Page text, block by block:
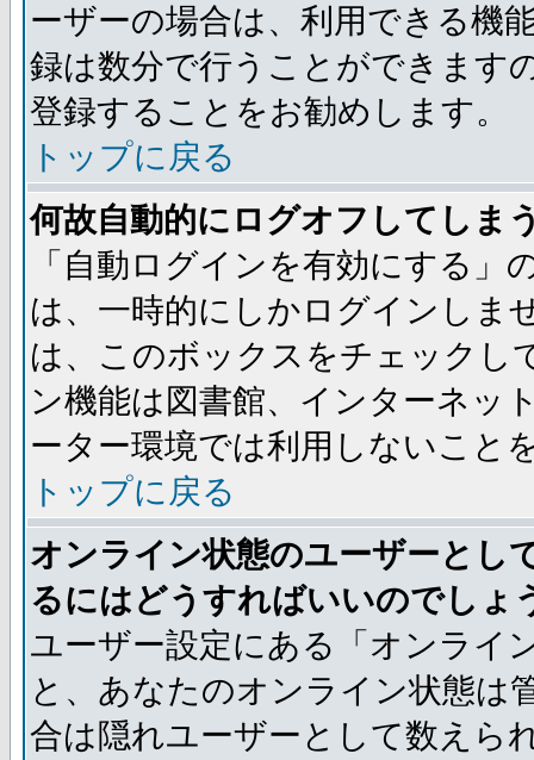
ーザーの場合は、利用できる機
録は数分で行うことができます
登録することをお勧めします。
トップに戻る
何故自動的にログオフしてしま
「自動ログインを有効にする
は、一時的にしかログインしま
は、このボックスをチェックし
ン機能は図書館、インターネッ
ーター環境では利用しないこと
トップに戻る
オンライン状態のユーザーとし
るにはどうすればいいのでしょ
ユーザー設定にある「オンライ
と、あなたのオンライン状態は
合は隠れユーザーとして数えら